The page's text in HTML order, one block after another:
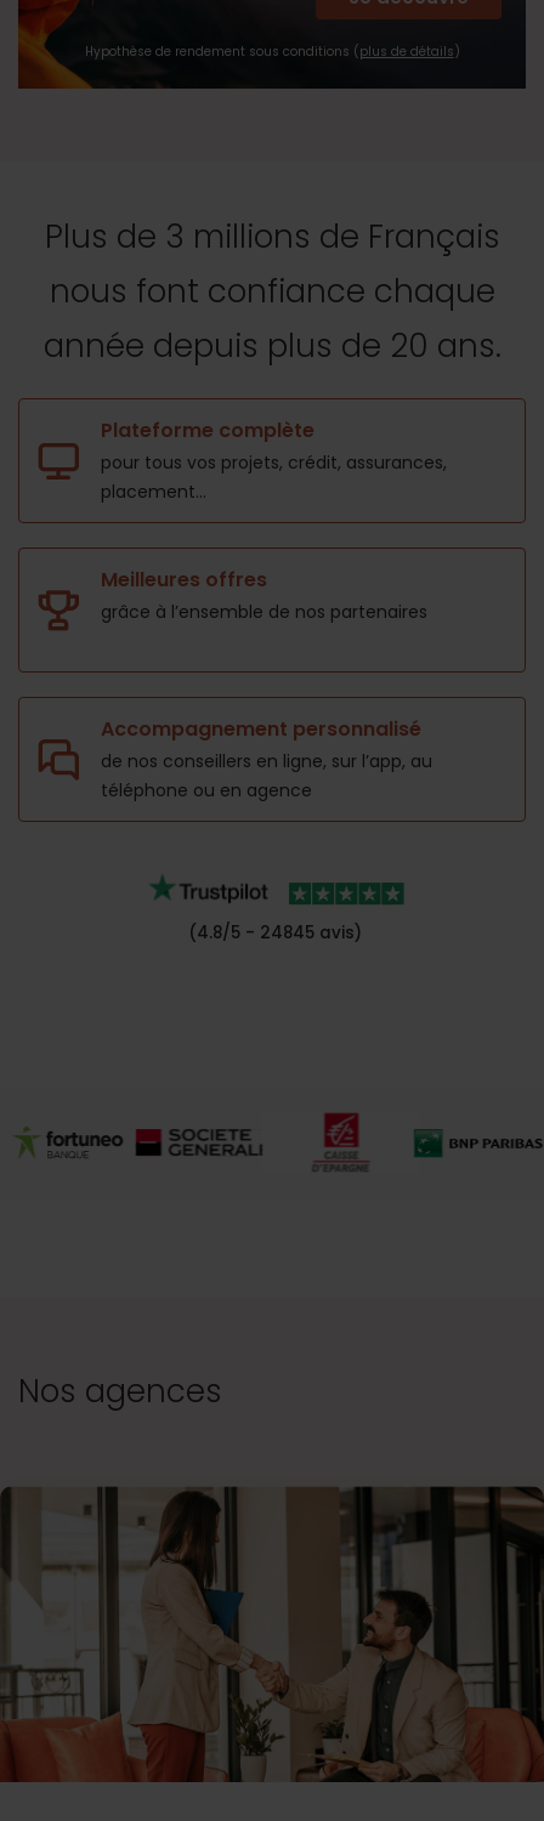
Hypothèse de rendement sous conditions ( plus de détails )
Plus de 3 millions de Français
nous font confiance chaque
année depuis plus de 20 ans.
Plateforme complète
pour tous vos projets, crédit, assurances,
placement...
Meilleures offres
grâce à l’ensemble de nos partenaires
Accompagnement personnalisé
de nos conseillers en ligne, sur l’app, au
téléphone ou en agence
(4.8/5 - 24845 avis)
Nos agences